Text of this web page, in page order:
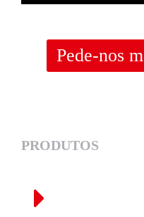
Pede-nos
PRODUTOS